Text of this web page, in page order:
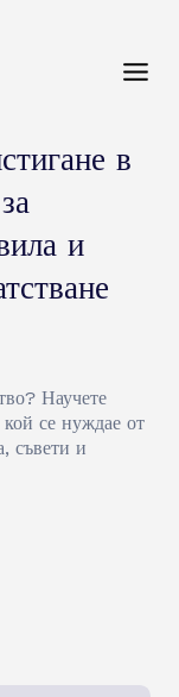
в
и
Научете
се нуждае от
съвети и